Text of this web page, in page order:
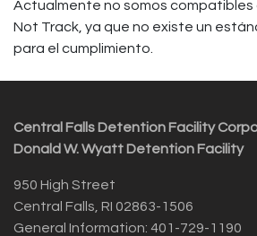
Actualmente no somos compatibles
Not Track, ya que no existe un
para el cumplimiento.
Central Falls Detention Facility
Donald W. Wyatt Detention Facility
950 High Street
Central Falls, RI 02863-1506
General Information: 401-729-1190